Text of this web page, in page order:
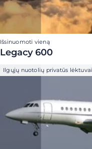
Išsinuomoti vieną
Legacy 600
Ilgųjų nuotolių privatūs lėktuvai